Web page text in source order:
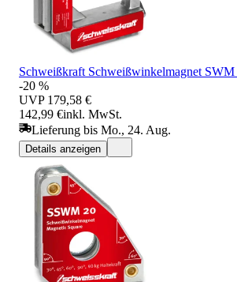
Schweißkraft Schweißwinkelmagnet SWM
-20 %
UVP 179,58 €
142,99 €inkl. MwSt.
Lieferung bis Mo., 24. Aug.
Details anzeigen